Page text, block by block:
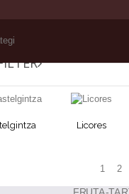
Licores
1 2